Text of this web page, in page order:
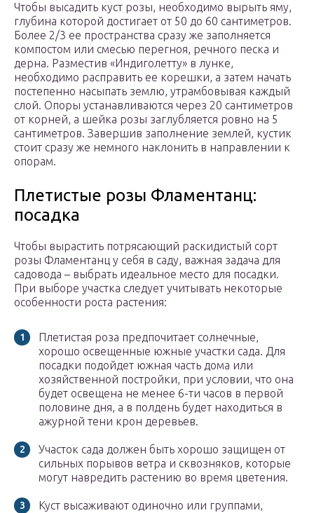
Чтобы высадить куст розы, необходимо вырыть яму,
глубина которой достигает от 50 до 60 сантиметров.
Более 2/3 ее пространства сразу же заполняется
компостом или смесью перегноя, речного песка и
дерна. Разместив «Индиголетту» в лунке,
необходимо расправить ее корешки, а затем начать
постепенно насыпать землю, утрамбовывая каждый
слой. Опоры устанавливаются через 20 сантиметров
от корней, а шейка розы заглубляется ровно на 5
сантиметров. Завершив заполнение землей, кустик
стоит сразу же немного наклонить в направлении к
опорам.
Плетистые розы Фламентанц:
посадка
Чтобы вырастить потрясающий раскидистый сорт
розы Фламентанц у себя в саду, важная задача для
садовода – выбрать идеальное место для посадки.
При выборе участка следует учитывать некоторые
особенности роста растения:
Плетистая роза предпочитает солнечные,
хорошо освещенные южные участки сада. Для
посадки подойдет южная часть дома или
хозяйственной постройки, при условии, что она
будет освещена не менее 6-ти часов в первой
половине дня, а в полдень будет находиться в
ажурной тени крон деревьев.
Участок сада должен быть хорошо защищен от
сильных порывов ветра и сквозняков, которые
могут навредить растению во время цветения.
Куст высаживают одиночно или группами,